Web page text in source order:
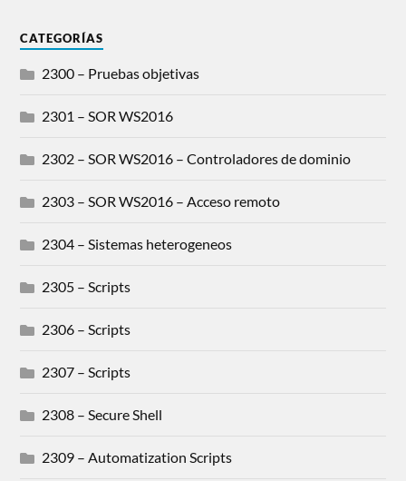
CATEGORÍAS
2300 – Pruebas objetivas
2301 – SOR WS2016
2302 – SOR WS2016 – Controladores de dominio
2303 – SOR WS2016 – Acceso remoto
2304 – Sistemas heterogeneos
2305 – Scripts
2306 – Scripts
2307 – Scripts
2308 – Secure Shell
2309 – Automatization Scripts